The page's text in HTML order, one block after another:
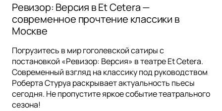
Ревизор: Версия в Et Cetera —
современное прочтение классики в
Москве
Погрузитесь в мир гоголевской сатиры с
постановкой «Ревизор: Версия» в театре Et Cetera.
Современный взгляд на классику под руководством
Роберта Стуруа раскрывает актуальность пьесы
сегодня. Не пропустите яркое событие театрального
сезона!